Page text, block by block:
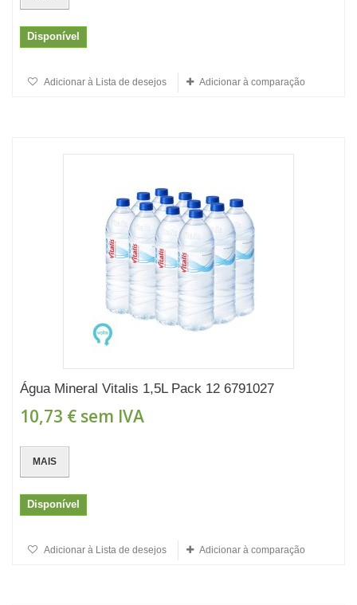
Disponível
Adicionar à Lista de desejos Adicionar à comparação
Água Mineral Vitalis 1,5L Pack 12 6791027
10,73 € sem IVA
MAIS
Disponível
Adicionar à Lista de desejos Adicionar à comparação